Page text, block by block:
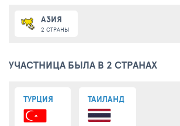
АЗИЯ
2 СТРАНЫ
УЧАСТНИЦА БЫЛА В 2 СТРАНАХ
ТУРЦИЯ ТАИЛАНД